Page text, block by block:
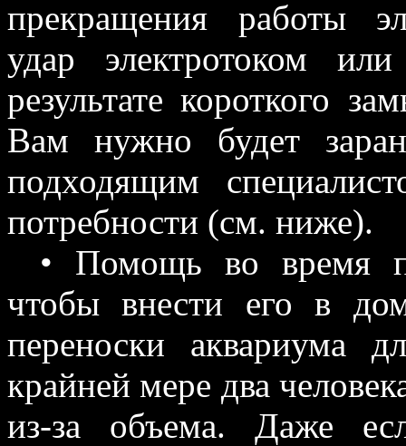
прекращения работы
удар электротоком
результате короткого
Вам нужно будет
подходящим
потребности (см. ниже).
• Помощь во время
чтобы внести его в
переноски аквариума
крайней мере два
из-за объема. Даже